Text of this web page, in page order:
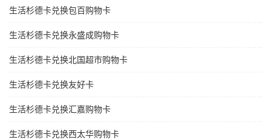
生活杉德卡兑换包百购物卡
生活杉德卡兑换永盛成购物卡
生活杉德卡兑换北国超市购物卡
生活杉德卡兑换友好卡
生活杉德卡兑换汇嘉购物卡
生活杉德卡兑换西太华购物卡